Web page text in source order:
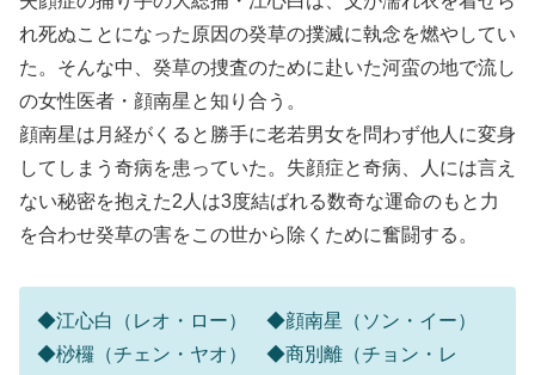
れ死ぬことになった原因の癸草の撲滅に執念を燃やしてい
た。そんな中、癸草の捜査のために赴いた河蛮の地で流し
の女性医者・顔南星と知り合う。
顔南星は月経がくると勝手に老若男女を問わず他人に変身
してしまう奇病を患っていた。失顔症と奇病、人には言え
ない秘密を抱えた2人は3度結ばれる数奇な運命のもと力
を合わせ癸草の害をこの世から除くために奮闘する。
◆江心白（レオ・ロー） ◆顔南星（ソン・イー）
◆桫欏（チェン・ヤオ） ◆商別離（チョン・レ